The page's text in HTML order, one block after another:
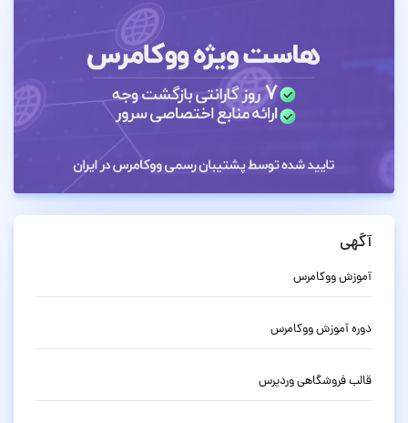
آگهی
آموزش ووکامرس
دوره آموزش ووکامرس
قالب فروشگاهی وردپرس